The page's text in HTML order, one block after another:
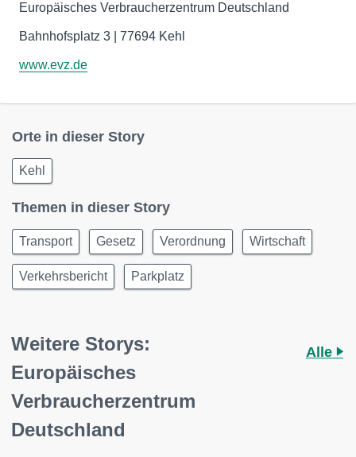
Europäisches Verbraucherzentrum Deutschland
Bahnhofsplatz 3 | 77694 Kehl
www.evz.de
Orte in dieser Story
Kehl
Themen in dieser Story
Transport Gesetz Verordnung Wirtschaft
Verkehrsbericht Parkplatz
Weitere Storys:
Europäisches
Verbraucherzentrum
Deutschland
Alle